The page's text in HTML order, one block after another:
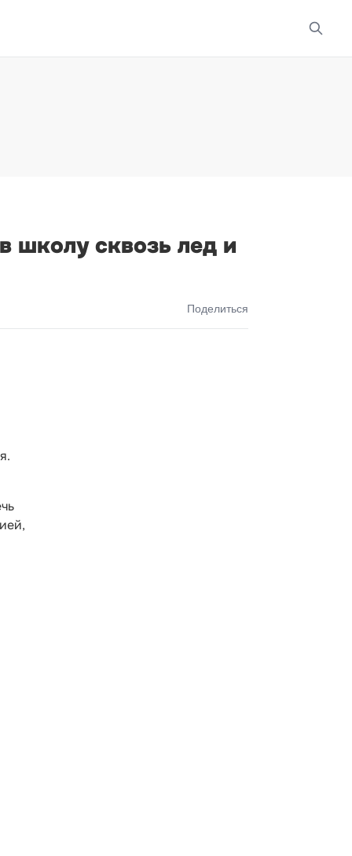
школу сквозь лед и
Поделиться